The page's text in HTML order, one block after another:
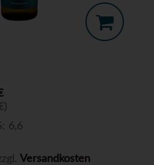
6,6
Versandkosten